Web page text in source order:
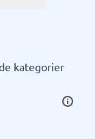
kategorier